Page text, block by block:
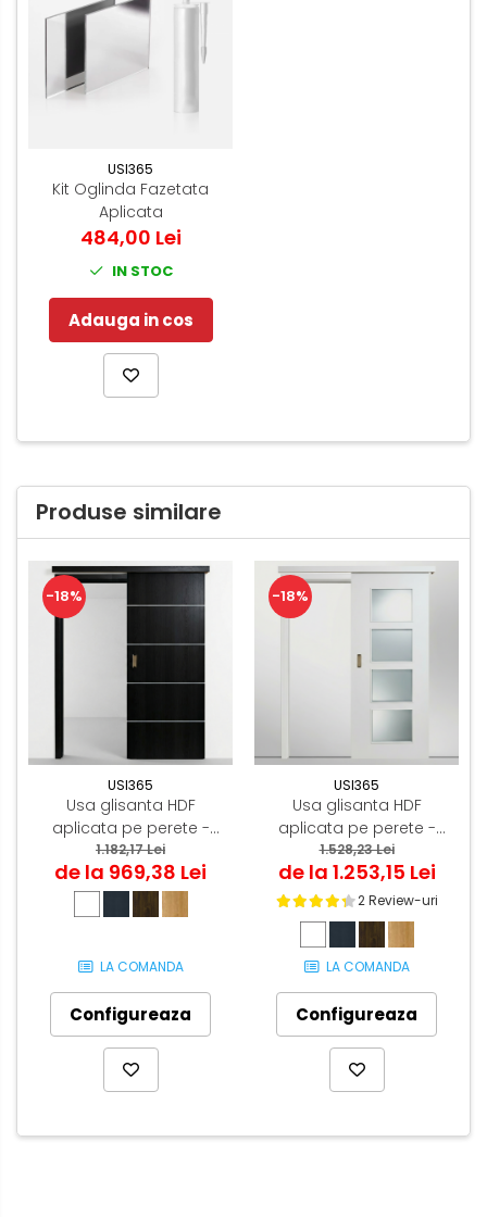
USI365
Kit Oglinda Fazetata
Aplicata
484,00 Lei
IN STOC
Adauga in cos
Produse similare
-18%
USI365
Usa glisanta HDF
aplicata pe perete -
Colectia ORIZONT 3.5
1.182,17 Lei
de la 969,38 Lei
LA COMANDA
Configureaza
-18%
USI365
Usa glisanta HDF
aplicata pe perete -
Colectia QUADRAT 4.1
1.528,23 Lei
de la 1.253,15 Lei
2 Review-uri
LA COMANDA
Configureaza